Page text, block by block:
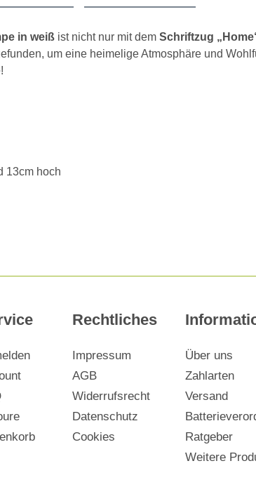
in weiß ist nicht nur mit dem Schriftzug
um eine heimelige Atmosphäre und
13cm hoch
Rechtliches
Impressum
AGB
Widerrufsrecht
Datenschutz
Cookies
Über uns
Zahlarten
Versand
Ratgeber
Weitere